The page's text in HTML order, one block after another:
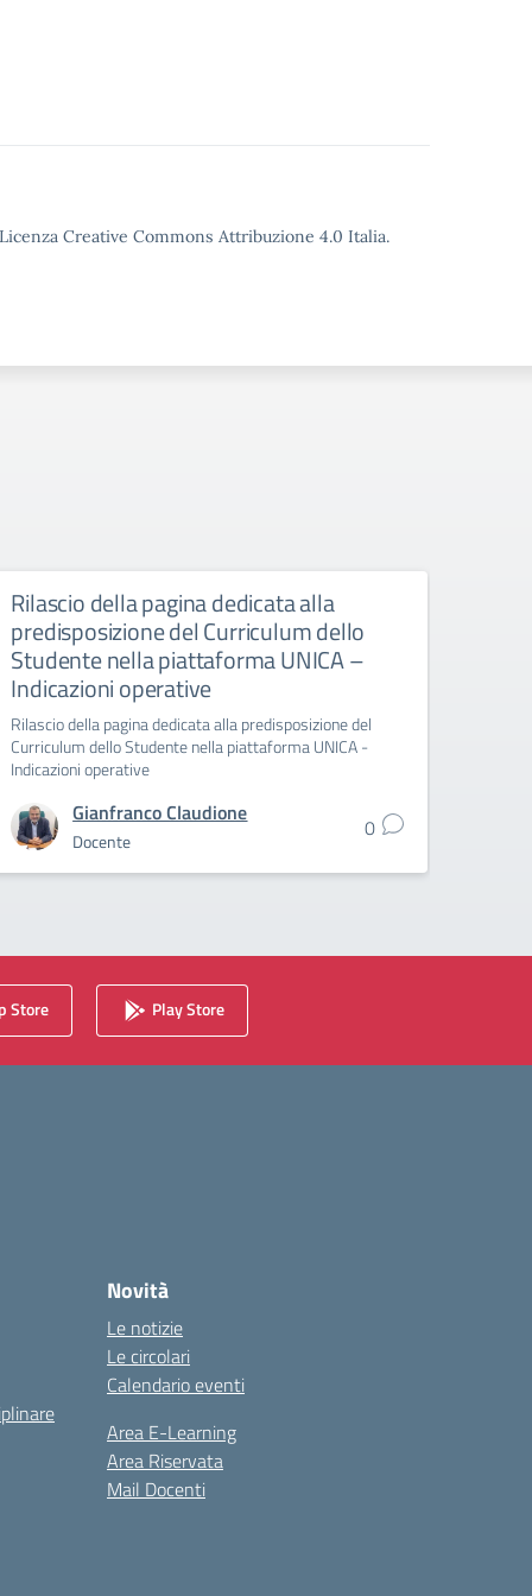
Creative Commons Attribuzione 4.0 Italia.
Rilascio della pagina dedicata alla
predisposizione del Curriculum dello
Studente nella piattaforma UNICA –
Indicazioni operative
Rilascio della pagina dedicata alla predisposizione del
Curriculum dello Studente nella piattaforma UNICA -
Indicazioni operative
Gianfranco Claudione
Docente 0
Store Play Store
Novità
Le notizie
Le circolari
Calendario eventi
Area E-Learning
Area Riservata
Mail Docenti